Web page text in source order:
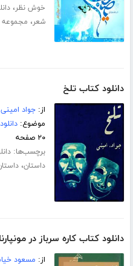
خوش نظر،
شعر، مجموعه
دانلود کتاب تلخ
از:جواد امینی
موضوع:
۲۰ صفحه
برچسب‌ها:
داستان،
دانلود کتاب کاره سرباز در
از: مسعود